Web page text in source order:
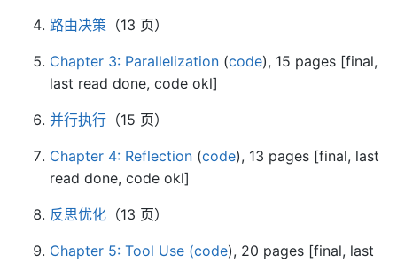
路由决策 （13 页）
Chapter 3: Parallelization (code), 15 pages [final,
last read done, code okl]
并行执行 （15 页）
Chapter 4: Reflection (code), 13 pages [final, last
read done, code okl]
反思优化 （13 页）
Chapter 5: Tool Use (code), 20 pages [final, last